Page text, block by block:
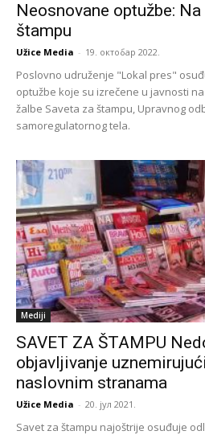
Neosnovane optužbe:
štampu
Užice Media - 19. октобар 2022.
Poslovno udruženje "Lokal pres"
optužbe koje su izrečene u javnosti
žalbe Saveta za štampu, Upravnog
samoregulatornog tela.
Mediji
SAVET ZA ŠTAMPU
objavljivanje
naslovnim stranama
Užice Media - 20. јул 2021.
Savet za štampu najoštrije osuđuje